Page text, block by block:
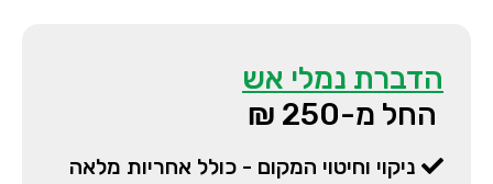
הדברת נמלי אש
החל מ-250 ₪
ניקוי וחיטוי המקום - כולל אחריות מלאה